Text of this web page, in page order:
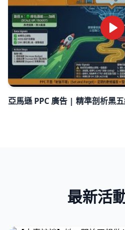
亞馬遜 PPC 廣告 | 精準剖析黑
最新活